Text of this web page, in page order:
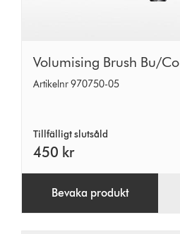
Volumising
Brush
Volumising Brush Bu/Co
Artikelnr 970750-05
Tillfälligt slutsåld
450 kr
Bevaka produkt